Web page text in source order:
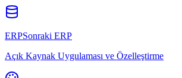
ERPSonraki ERP
Açık Kaynak Uygulaması ve Özelleştirme